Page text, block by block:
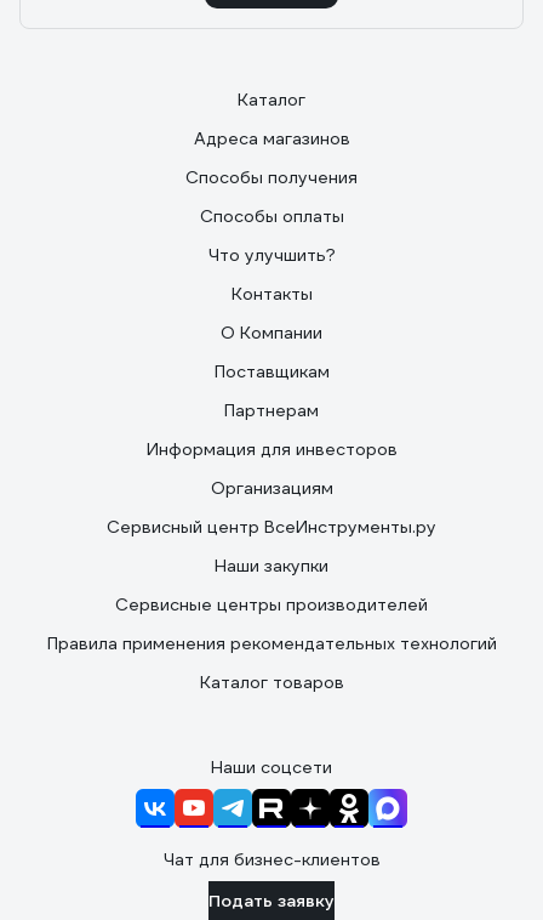
Каталог
Адреса магазинов
Способы получения
Способы оплаты
Что улучшить?
Контакты
О Компании
Поставщикам
Партнерам
Информация для инвесторов
Организациям
Сервисный центр ВсеИнструменты.ру
Наши закупки
Сервисные центры производителей
Правила применения рекомендательных технологий
Каталог товаров
Наши соцсети
Чат для бизнес-клиентов
Подать заявку